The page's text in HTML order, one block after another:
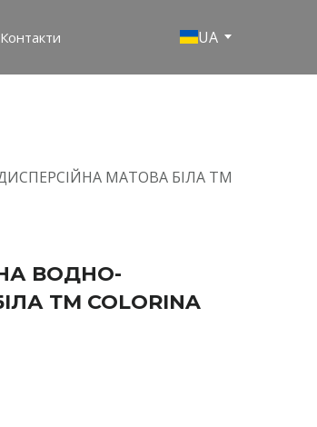
Контакти UA
МАТОВА БІЛА ТМ
ВОДНО-
ТМ COLORINA